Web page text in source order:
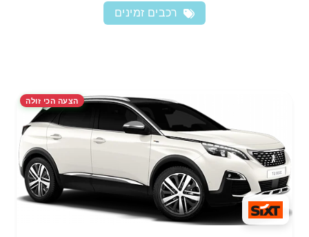
רכבים זמינים
הצעה הכי זולה